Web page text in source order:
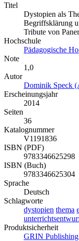
Titel
Dystopien als
Begriffsklärung
Tribute von
Hochschule
Pädagogische
Note
1,0
Autor
Dominik Speck
Erscheinungsjahr
2014
Seiten
36
Katalognummer
V1191836
ISBN (PDF)
9783346625298
ISBN (Buch)
9783346625304
Sprache
Deutsch
Schlagworte
dystopien thema
Produktsicherheit
GRIN